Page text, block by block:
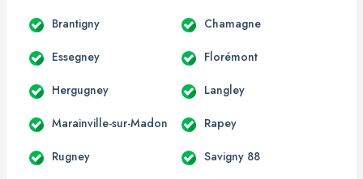
Brantigny Chamagne
Essegney Florémont
Hergugney Langley
Marainville-sur-Madon Rapey
Rugney Savigny 88